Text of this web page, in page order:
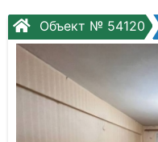
Объект № 54120